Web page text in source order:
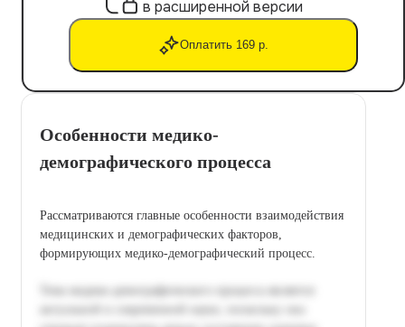
в расширенной версии
Оплатить 169 р.
Особенности медико-
демографического процесса
Рассматриваются главные особенности взаимодействия
медицинских и демографических факторов,
формирующих медико-демографический процесс.